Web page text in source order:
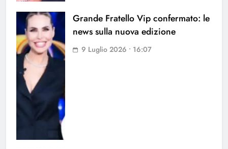
Grande Fratello Vip confermato: le
news sulla nuova edizione
9 Luglio 2026 • 16:07